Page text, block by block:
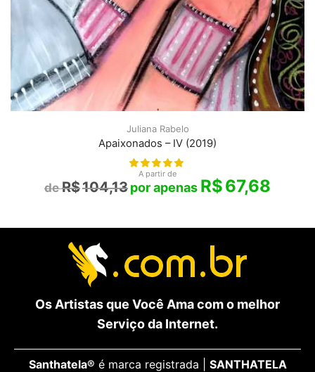
Juliana Rabelo
Apaixonados – IV (2019)
A partir de
R$104,13 R$67,68
Os Artistas que Você Ama com o melhor
Serviço da Internet.
Santhatela® é marca registrada | SANTHATELA